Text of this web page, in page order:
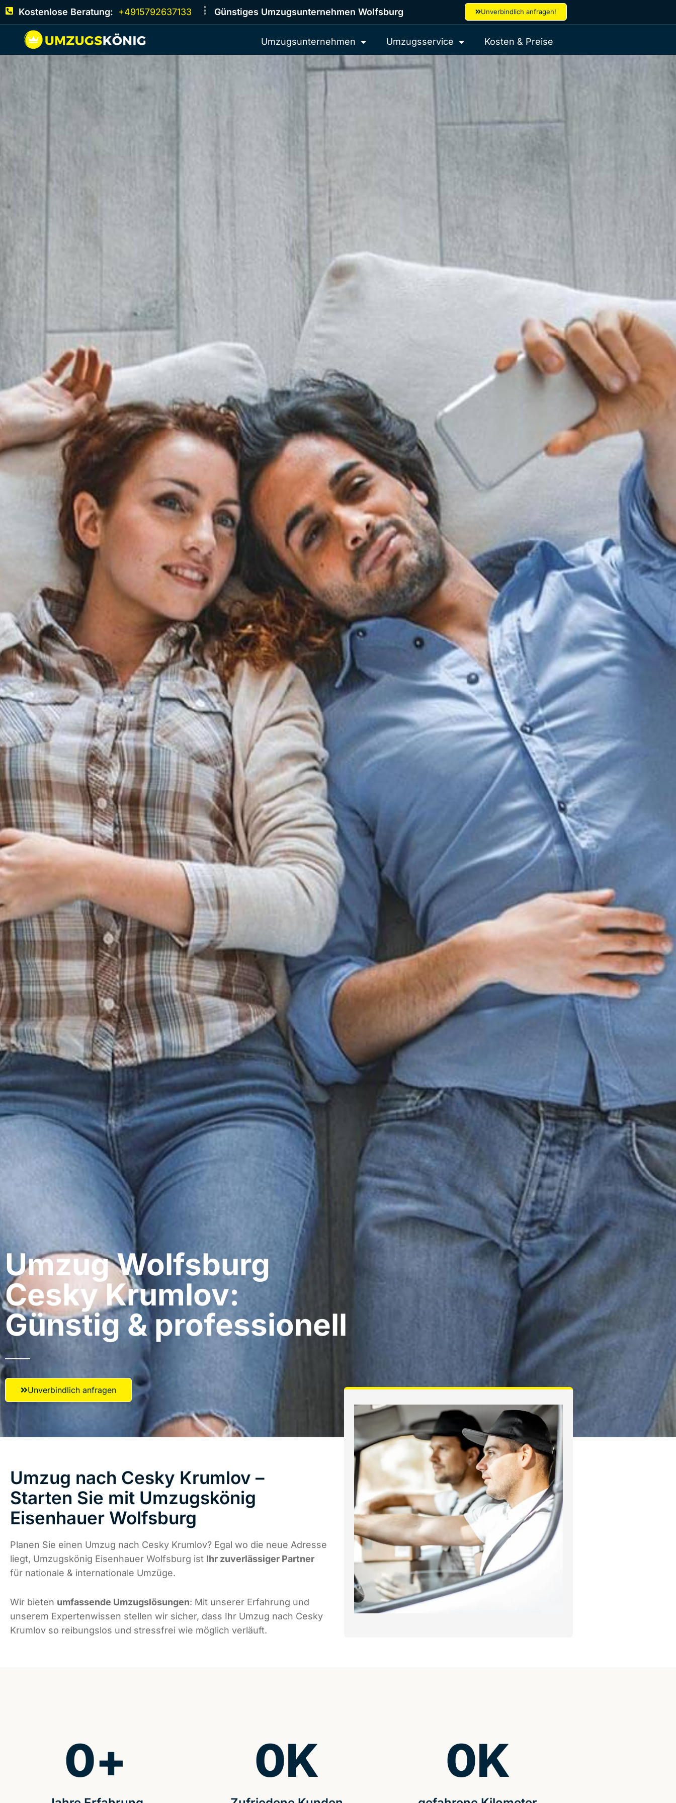
Kostenlose Beratung: +4915792637133 Günstiges Umzugsunternehmen Wolfsburg Unverbindlich anfragen!
Umzugsunternehmen Umzugsservice Kosten & Preise
Umzug Wolfsburg​
Cesky Krumlov:
Günstig & professionell​
Unverbindlich anfragen
Umzug nach Cesky Krumlov –
Starten Sie mit Umzugskönig
Eisenhauer Wolfsburg
Planen Sie einen Umzug nach Cesky Krumlov? Egal wo die neue Adresse
liegt, Umzugskönig Eisenhauer Wolfsburg ist Ihr zuverlässiger Partner
für nationale & internationale Umzüge.
Wir bieten umfassende Umzugslösungen: Mit unserer Erfahrung und
unserem Expertenwissen stellen wir sicher, dass Ihr Umzug nach Cesky
Krumlov so reibungslos und stressfrei wie möglich verläuft.
0+ 0K 0K